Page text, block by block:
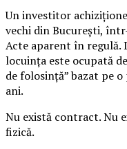
Un investitor
vechi din București,
Acte aparent în regulă.
locuința este ocupată
de folosință” bazat pe
ani.
Nu există contract. Nu
fizică.